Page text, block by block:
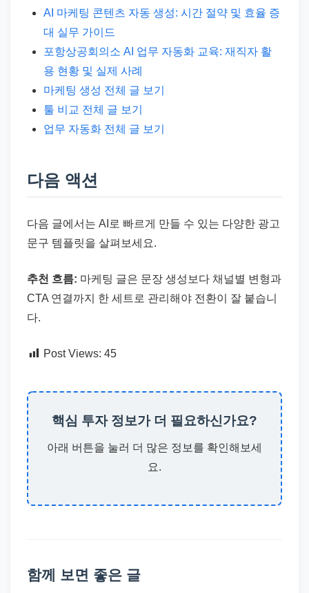
AI 마케팅 콘텐츠 자동 생성: 시간 절약 및 효율 증
대 실무 가이드
포항상공회의소 AI 업무 자동화 교육: 재직자 활
용 현황 및 실제 사례
마케팅 생성 전체 글 보기
툴 비교 전체 글 보기
업무 자동화 전체 글 보기
다음 액션
다음 글에서는 AI로 빠르게 만들 수 있는 다양한 광고
문구 템플릿을 살펴보세요.
추천 흐름: 마케팅 글은 문장 생성보다 채널별 변형과
CTA 연결까지 한 세트로 관리해야 전환이 잘 붙습니
다.
Post Views: 45
핵심 투자 정보가 더 필요하신가요?
아래 버튼을 눌러 더 많은 정보를 확인해보세
요.
함께 보면 좋은 글